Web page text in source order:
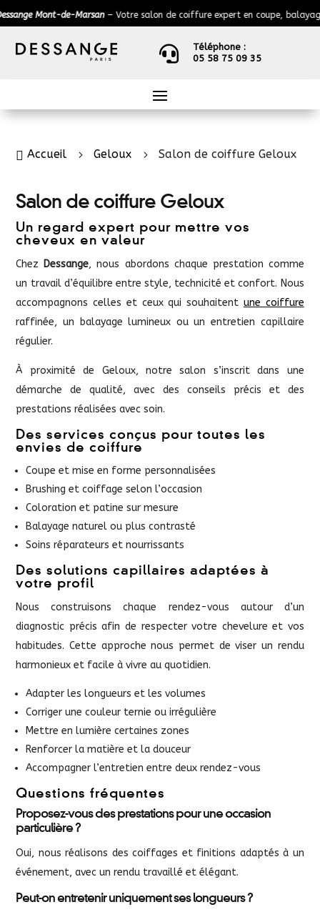
Mont-de-Marsan– Votre salon de coiffure expert en coupe, balayage,

Téléphone :
05 58 75 09 35
 Accueil 5 Geloux 5 Salon de coiffure Geloux
Salon de coiffure Geloux
Un regard expert pour mettre vos
cheveux en valeur
Chez Dessange, nous abordons chaque prestation comme
un travail d’équilibre entre style, technicité et confort. Nous
accompagnons celles et ceux qui souhaitent une coiffure
raffinée, un balayage lumineux ou un entretien capillaire
régulier.
À proximité de Geloux, notre salon s’inscrit dans une
démarche de qualité, avec des conseils précis et des
prestations réalisées avec soin.
Des services conçus pour toutes les
envies de coiffure
Coupe et mise en forme personnalisées
Brushing et coiffage selon l’occasion
Coloration et patine sur mesure
Balayage naturel ou plus contrasté
Soins réparateurs et nourrissants
Des solutions capillaires adaptées à
votre profil
Nous construisons chaque rendez-vous autour d’un
diagnostic précis afin de respecter votre chevelure et vos
habitudes. Cette approche nous permet de viser un rendu
harmonieux et facile à vivre au quotidien.
Adapter les longueurs et les volumes
Corriger une couleur ternie ou irrégulière
Mettre en lumière certaines zones
Renforcer la matière et la douceur
Accompagner l’entretien entre deux rendez-vous
Questions fréquentes
Proposez-vous des prestations pour une occasion
particulière ?
Oui, nous réalisons des coiffages et finitions adaptés à un
événement, avec un rendu travaillé et élégant.
Peut-on entretenir uniquement ses longueurs ?